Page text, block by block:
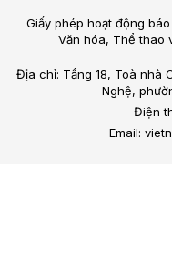
Giấy phép hoạt động
Văn hóa, Thể thao
Địa chỉ: Tầng 18, Toà nhà
Nghệ,
Điện
Email: